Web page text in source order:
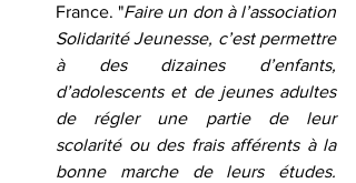
France. "Faire un don à l’association
Solidarité Jeunesse, c’est permettre
à des dizaines d’enfants,
d’adolescents et de jeunes adultes
de régler une partie de leur
scolarité ou des frais afférents à la
bonne marche de leurs études.